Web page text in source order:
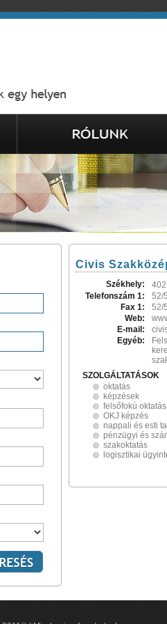
Civis
Székhely:
Telefonszám 1:
52/
Fax 1:
52/
Web:
E-mail:
Egyéb:
SZOLGÁLTATÁSOK
oktatás
képzések
felsőfokú oktatás
OKJ képzés
nappali és esti
pénzügyi és
szakoktatás
logisztikai